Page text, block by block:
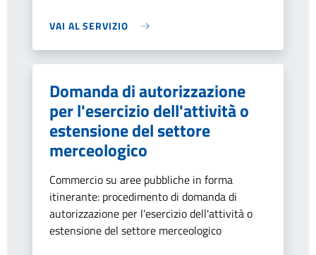
VAI AL SERVIZIO
Domanda di autorizzazione
per l'esercizio dell'attività o
estensione del settore
merceologico
Commercio su aree pubbliche in forma
itinerante: procedimento di domanda di
autorizzazione per l'esercizio dell'attività o
estensione del settore merceologico